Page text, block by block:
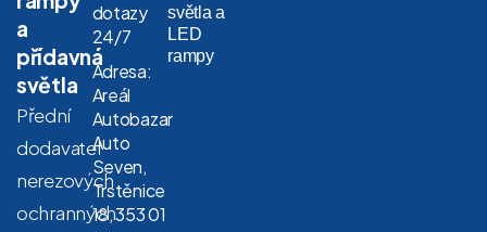
a
přídavná
světla
Přední
dodavatel
nerezových
ochranných
dotazy
24/7
Adresa:
Areál
Autobazar
Auto
Seven,
Trstěnice
18, 353 01
světla a
LED
rampy